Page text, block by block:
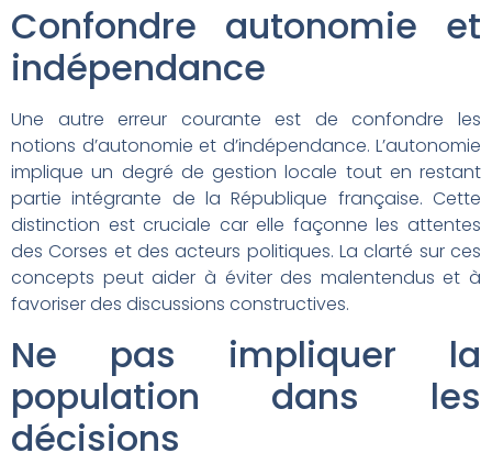
Confondre autonomie et
indépendance
Une autre erreur courante est de confondre les
notions d’autonomie et d’indépendance. L’autonomie
implique un degré de gestion locale tout en restant
partie intégrante de la République française. Cette
distinction est cruciale car elle façonne les attentes
des Corses et des acteurs politiques. La clarté sur ces
concepts peut aider à éviter des malentendus et à
favoriser des discussions constructives.
Ne pas impliquer la
population dans les
décisions